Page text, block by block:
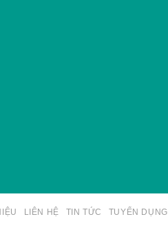
LIÊN HỆ TIN TỨC TUYỂN DỤNG